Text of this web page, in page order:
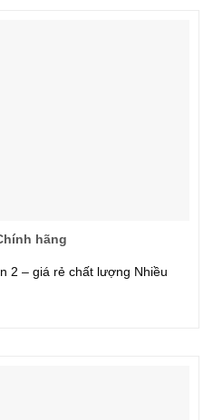
hãng
2 – giá rẻ chất lượng Nhiều